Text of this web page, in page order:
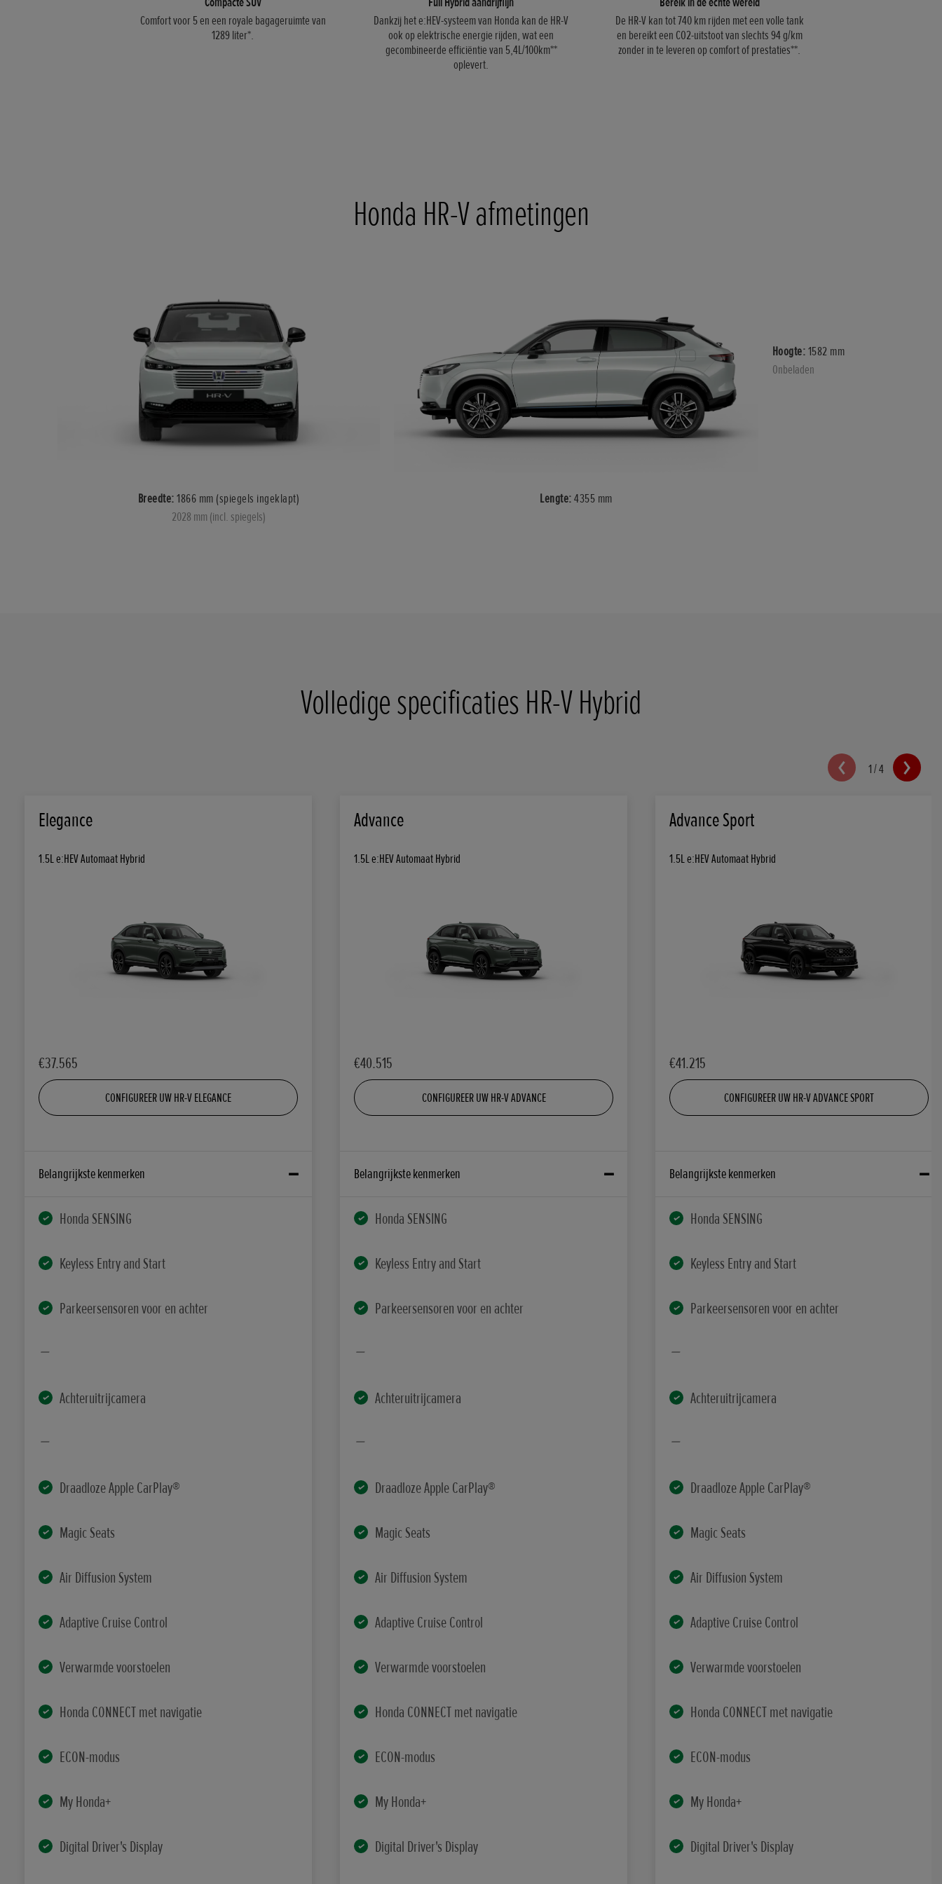
Comfort voor 5 en een royale bagageruimte van
1289 liter*.
Dankzij het e:HEV-systeem van Honda kan de HR-V
ook op elektrische energie rijden, wat een
gecombineerde efficiëntie van 5,4L/100km**
oplevert.
De HR-V kan tot 740 km rijden met een volle tank
en bereikt een CO2-uitstoot van slechts 94 g/km
zonder in te leveren op comfort of prestaties**.
Honda HR-V afmetingen
Breedte:1866 mm (spiegels ingeklapt)
2028 mm (incl. spiegels)
Lengte:4355 mm
Hoogte:1582 mm
Onbeladen
Volledige specificaties HR-V Hybrid
1/4
Elegance
1.5L e:HEV Automaat Hybrid
€37.565
CONFIGUREER UW HR-V ELEGANCE
Belangrijkste kenmerken
Honda SENSING
Keyless Entry and Start
Parkeersensoren voor en achter
Achteruitrijcamera
Draadloze Apple CarPlay®
Magic Seats
Air Diffusion System
Adaptive Cruise Control
Verwarmde voorstoelen
Honda CONNECT met navigatie
ECON-modus
My Honda+
Digital Driver's Display
Advance
1.5L e:HEV Automaat Hybrid
€40.515
CONFIGUREER UW HR-V ADVANCE
Belangrijkste kenmerken
Honda SENSING
Keyless Entry and Start
Parkeersensoren voor en achter
Achteruitrijcamera
Draadloze Apple CarPlay®
Magic Seats
Air Diffusion System
Adaptive Cruise Control
Verwarmde voorstoelen
Honda CONNECT met navigatie
ECON-modus
My Honda+
Digital Driver's Display
Advance Sport
1.5L e:HEV Automaat Hybrid
€41.215
CONFIGUREER UW HR-V ADVANCE SPORT
Belangrijkste kenmerken
Honda SENSING
Keyless Entry and Start
Parkeersensoren voor en achter
Achteruitrijcamera
Draadloze Apple CarPlay®
Magic Seats
Air Diffusion System
Adaptive Cruise Control
Verwarmde voorstoelen
Honda CONNECT met navigatie
ECON-modus
My Honda+
Digital Driver's Display